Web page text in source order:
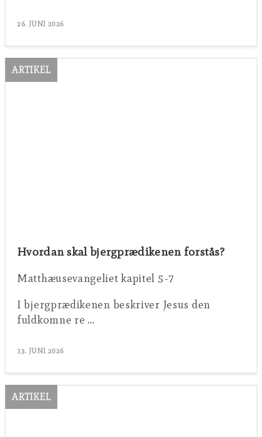
26. JUNI 2026
ARTIKEL
Hvordan skal bjergprædikenen forstås?
Matthæusevangeliet kapitel 5-7
I bjergprædikenen beskriver Jesus den
fuldkomne re …
13. JUNI 2026
ARTIKEL